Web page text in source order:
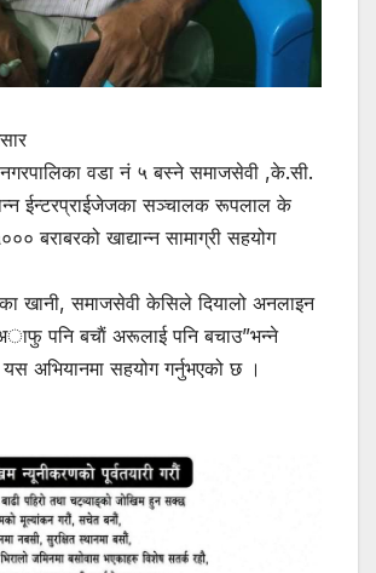
वडा नं ५ बस्ने समाजसेवी ,के.सी.
ईन्टरप्राईजेजका सञ्चालक रूपलाल के
बराबरको खाद्यान्न सामाग्री सहयोग
खानी, समाजसेवी केसिले दियालो अनलाइन
पनि बचाैं अरूलाई पनि बचाउ”भन्ने
यस अभियानमा सहयोग गर्नुभएको छ ।